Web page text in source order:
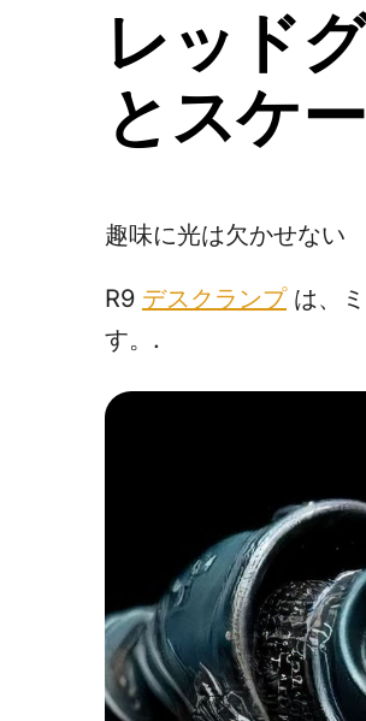
レッド
とスケ
趣味に光は欠かせない
R9 デスクランプは、ミ
す。.